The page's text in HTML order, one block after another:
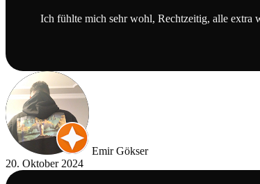
Ich fühlte mich sehr wohl, Rechtzeitig, alle extra
Emir Gökser
20. Oktober 2024